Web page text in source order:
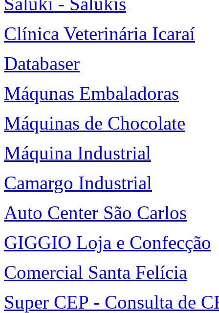
Clínica Veterinária Icaraí
Databaser
Máqunas Embaladoras
Máquinas de Chocolate
Máquina Industrial
Camargo Industrial
Auto Center São Carlos
GIGGIO Loja e Confecção
Comercial Santa Felícia
Super CEP - Consulta de